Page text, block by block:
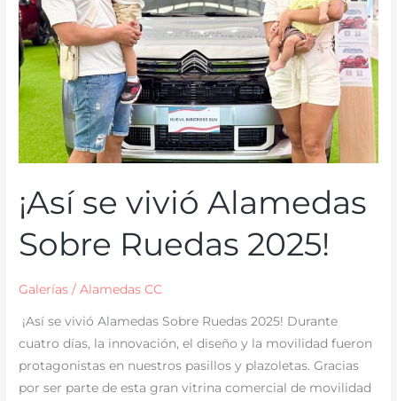
¡Así se vivió Alamedas
Sobre Ruedas 2025!
Galerías /Alamedas CC
¡Así se vivió Alamedas Sobre Ruedas 2025! Durante
cuatro días, la innovación, el diseño y la movilidad fueron
protagonistas en nuestros pasillos y plazoletas. Gracias
por ser parte de esta gran vitrina comercial de movilidad
Ruedas
2025!